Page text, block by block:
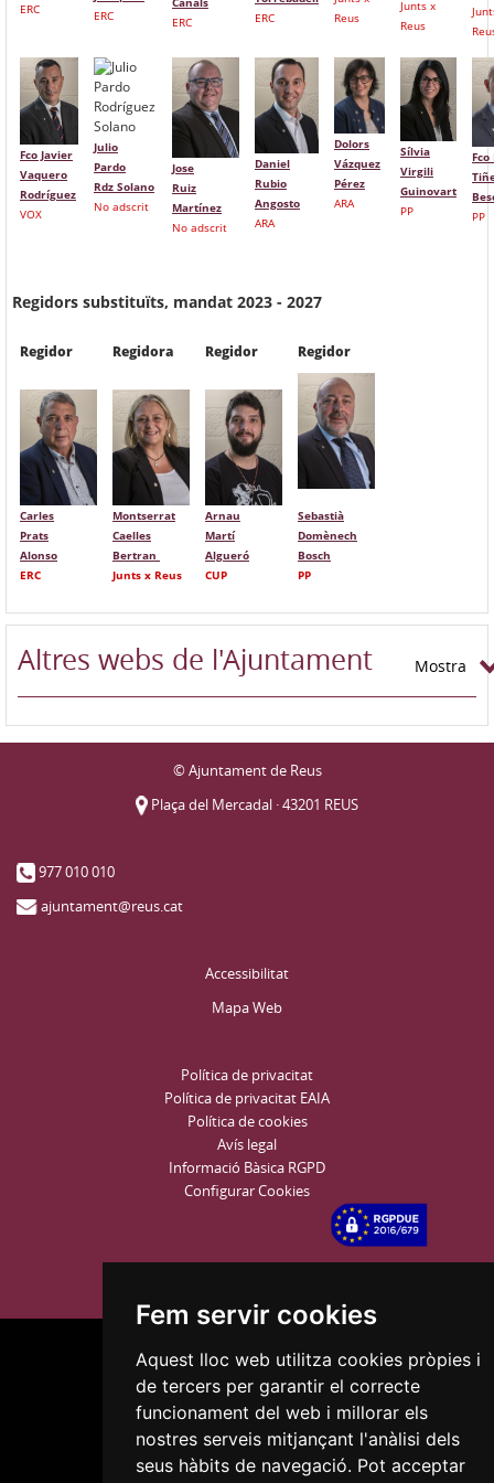
Fem servir cookies
Aquest lloc web utilitza cookies pròpies i
de tercers per garantir el correcte
funcionament del web i millorar els
nostres serveis mitjançant l'anàlisi dels
seus hàbits de navegació. Pot acceptar
ERC
ERC
ERC
ERC
Reus
Junts x
Reus
Fco Javier
Vaquero
Rodríguez
VOX
Julio
Pardo
Rdz Solano
No adscrit
Jose
Ruiz
Martínez
No adscrit
Daniel
Rubio
Angosto
ARA
Dolors
Vázquez
Pérez
ARA
Sílvia
Virgili
Guinovart
PP
PP
Regidors substituïts, mandat 2023 - 2027
Regidor Regidora Regidor Regidor
Carles
Prats
Alonso
ERC
Montserrat
Caelles
Bertran
Junts x Reus
Arnau
Martí
Algueró
CUP
Sebastià
Domènech
Bosch
PP
Altres webs de l'Ajuntament Mostra
© Ajuntament de Reus
Plaça del Mercadal · 43201 REUS
977 010 010
ajuntament@reus.cat
Accessibilitat
Mapa Web
Política de privacitat
Política de privacitat EAIA
Política de cookies
Avís legal
Informació Bàsica RGPD
Configurar Cookies
Plaça del Mercadal · 43201 Reus